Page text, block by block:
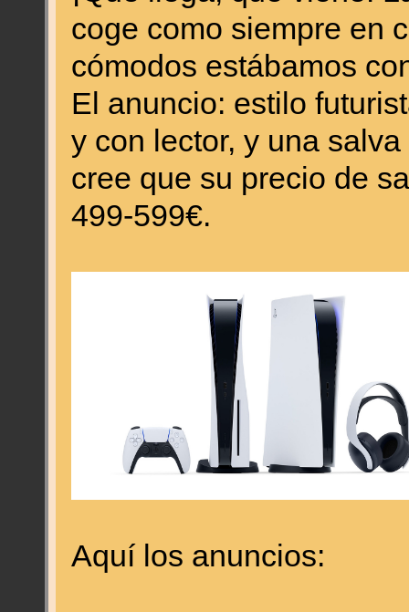
coge como siempre en
cómodos estábamos
El anuncio: estilo
y con lector, y una
cree que su precio de
499-599€.
Aquí los anuncios: